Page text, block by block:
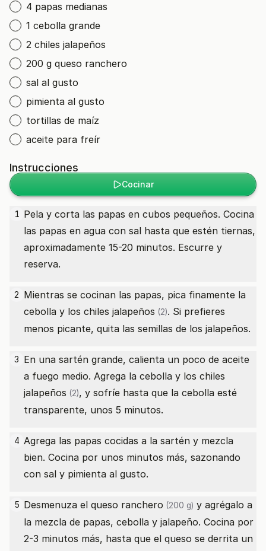
4 papas medianas
1 cebolla grande
2 chiles jalapeños
200 g queso ranchero
sal al gusto
pimienta al gusto
tortillas de maíz
aceite para freír
Instrucciones
Cocinar
1 Pela y corta las papas en cubos pequeños. Cocina
las papas en agua con sal hasta que estén tiernas,
aproximadamente 15-20 minutos. Escurre y
reserva.
2 Mientras se cocinan las papas, pica finamente la
cebolla y los chiles jalapeños (2). Si prefieres
menos picante, quita las semillas de los jalapeños.
3 En una sartén grande, calienta un poco de aceite
a fuego medio. Agrega la cebolla y los chiles
jalapeños (2), y sofríe hasta que la cebolla esté
transparente, unos 5 minutos.
4 Agrega las papas cocidas a la sartén y mezcla
bien. Cocina por unos minutos más, sazonando
con sal y pimienta al gusto.
5 Desmenuza el queso ranchero (200 g) y agrégalo a
la mezcla de papas, cebolla y jalapeño. Cocina por
2-3 minutos más, hasta que el queso se derrita un